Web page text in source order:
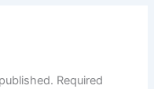
Required